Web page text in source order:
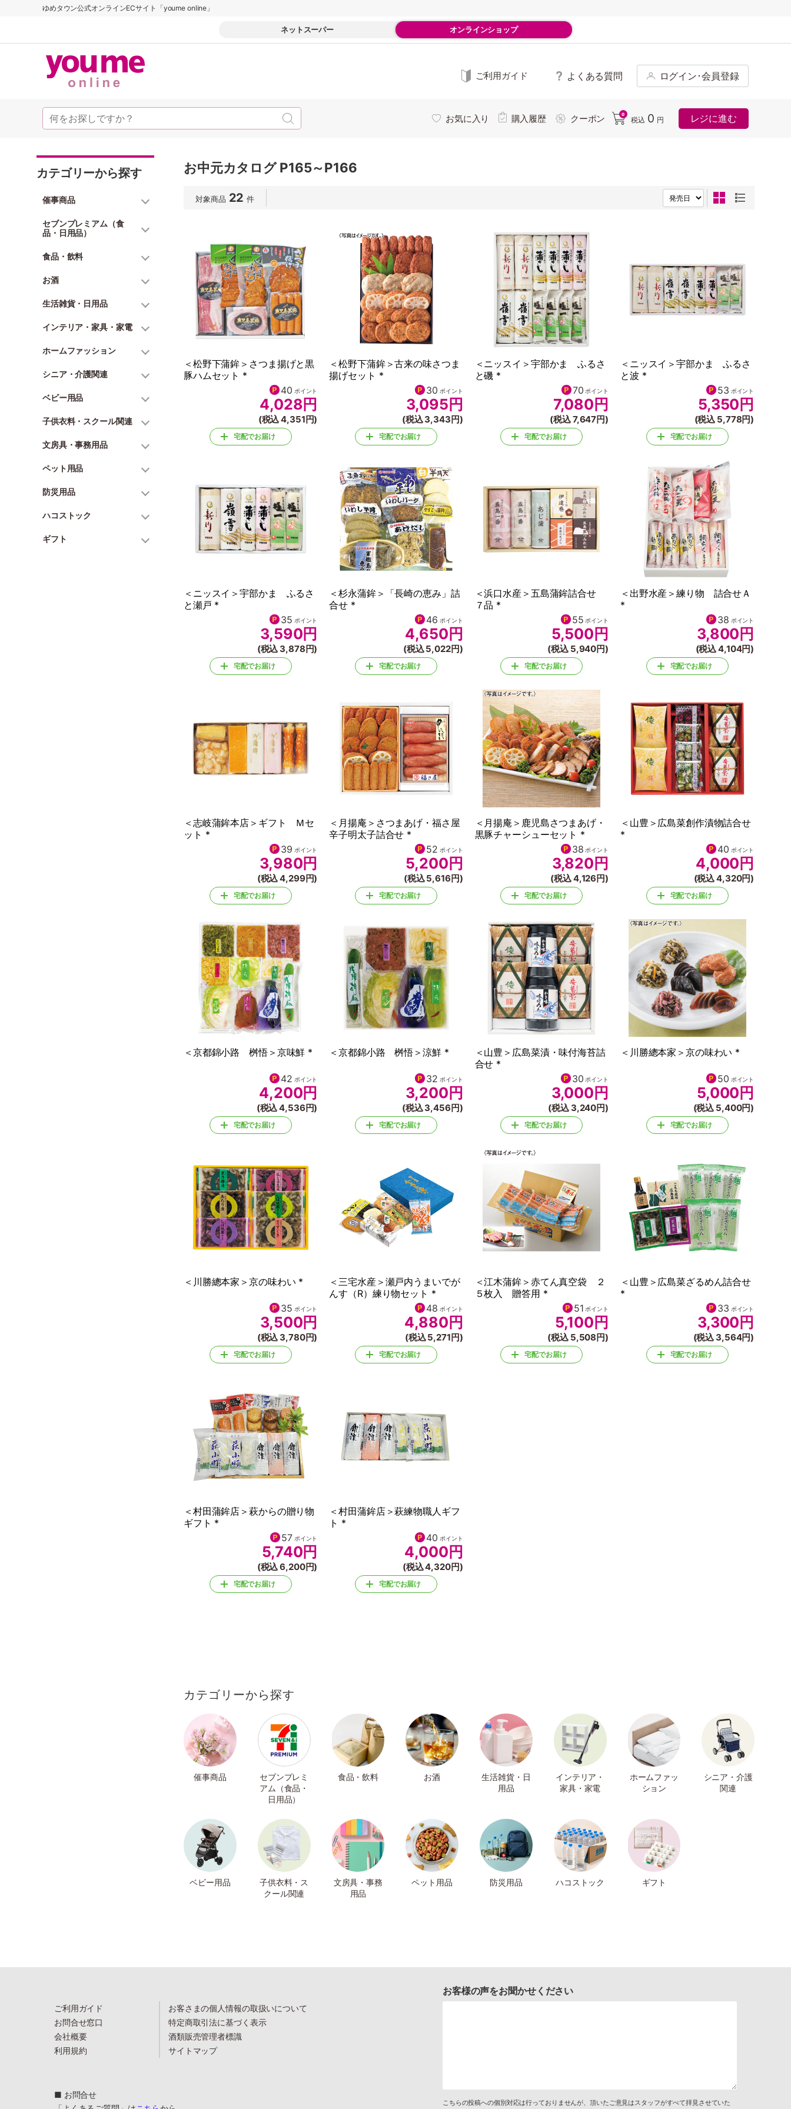
ゆめタウン公式オンラインECサイト「youme online」
ネットスーパー オンラインショップ
ご利用ガイド よくある質問 ログイン･会員登録
お気に入り 購入履歴 クーポン 0
税込 0 円 レジに進む
カテゴリーから探す
催事商品
セブンプレミアム（食
品・日用品）
食品・飲料
お酒
生活雑貨・日用品
インテリア・家具・家電
ホームファッション
シニア・介護関連
ベビー用品
子供衣料・スクール関連
文房具・事務用品
ペット用品
防災用品
ハコストック
ギフト
お中元カタログ P165～P166
対象商品 22 件
＜松野下蒲鉾＞さつま揚げと黒
豚ハムセット *
40 ポイント
4,028円
(税込 4,351円)
宅配でお届け
＜松野下蒲鉾＞古来の味さつま
揚げセット *
30 ポイント
3,095 円
(税込 3,343円)
宅配でお届け
＜ニッスイ＞宇部かま ふるさ
と磯 *
70 ポイント
7,080 円
(税込 7,647円)
宅配でお届け
＜ニッスイ＞宇部かま ふるさ
と波 *
53 ポイント
5,350 円
(税込 5,778円)
宅配でお届け
＜ニッスイ＞宇部かま ふるさ
と瀬戸 *
35 ポイント
3,590円
(税込 3,878円)
宅配でお届け
＜杉永蒲鉾＞「長崎の恵み」詰
合せ *
46 ポイント
4,650 円
(税込 5,022円)
宅配でお届け
＜浜口水産＞五島蒲鉾詰合せ
７品 *
55 ポイント
5,500 円
(税込 5,940円)
宅配でお届け
＜出野水産＞練り物 詰合せＡ
*
38 ポイント
3,800 円
(税込 4,104円)
宅配でお届け
＜志岐蒲鉾本店＞ギフト Ｍセ
ット *
39 ポイント
3,980円
(税込 4,299円)
宅配でお届け
＜月揚庵＞さつまあげ・福さ屋
辛子明太子詰合せ *
52 ポイント
5,200 円
(税込 5,616円)
宅配でお届け
＜月揚庵＞鹿児島さつまあげ・
黒豚チャーシューセット *
38 ポイント
3,820 円
(税込 4,126円)
宅配でお届け
＜山豊＞広島菜創作漬物詰合せ
*
40 ポイント
4,000 円
(税込 4,320円)
宅配でお届け
＜京都錦小路 桝悟＞京味鮮 *
42 ポイント
4,200円
(税込 4,536円)
宅配でお届け
＜京都錦小路 桝悟＞涼鮮 *
32 ポイント
3,200 円
(税込 3,456円)
宅配でお届け
＜山豊＞広島菜漬・味付海苔詰
合せ *
30 ポイント
3,000 円
(税込 3,240円)
宅配でお届け
＜川勝總本家＞京の味わい *
50 ポイント
5,000 円
(税込 5,400円)
宅配でお届け
＜川勝總本家＞京の味わい *
35 ポイント
3,500円
(税込 3,780円)
宅配でお届け
＜三宅水産＞瀬戸内うまいでが
んす（R）練り物セット *
48 ポイント
4,880 円
(税込 5,271円)
宅配でお届け
＜江木蒲鉾＞赤てん真空袋 ２
５枚入 贈答用 *
51 ポイント
5,100 円
(税込 5,508円)
宅配でお届け
＜山豊＞広島菜ざるめん詰合せ
*
33 ポイント
3,300 円
(税込 3,564円)
宅配でお届け
＜村田蒲鉾店＞萩からの贈り物
ギフト *
57 ポイント
5,740円
(税込 6,200円)
宅配でお届け
＜村田蒲鉾店＞萩練物職人ギフ
ト *
40 ポイント
4,000 円
(税込 4,320円)
宅配でお届け
カテゴリーから探す
催事商品
セブンプレミ
アム（食品・
日用品）
食品・飲料 お酒
生活雑貨・日
用品
インテリア・
家具・家電
ホームファッ
ション
シニア・介護
関連
ベビー用品
子供衣料・ス
クール関連
文房具・事務
用品
ペット用品 防災用品 ハコストック ギフト
ご利用ガイド
お問合せ窓口
会社概要
利用規約
お客さまの個人情報の取扱いについて
特定商取引法に基づく表示
酒類販売管理者標識
サイトマップ
■ お問合せ
お客様の声をお聞かせください
こちらの投稿への個別対応は行っておりませんが、頂いたご意見はスタッフがすべて拝見させていた